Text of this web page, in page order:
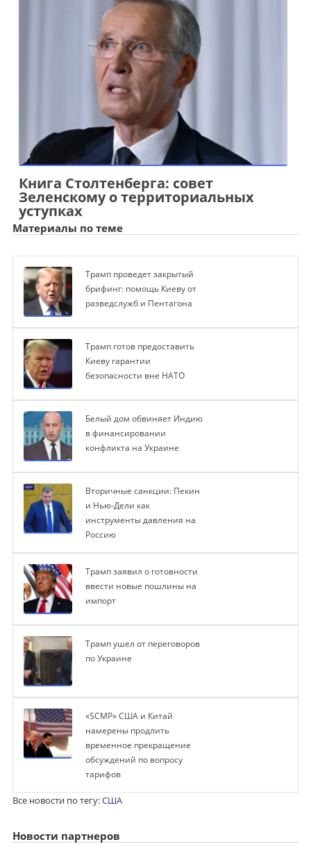
Книга Столтенберга: совет
Зеленскому о территориальных
уступках
Материалы по теме
Трамп проведет закрытый
брифинг: помощь Киеву от
разведслужб и Пентагона
Трамп готов предоставить
Киеву гарантии
безопасности вне НАТО
Белый дом обвиняет Индию
в финансировании
конфликта на Украине
Вторичные санкции: Пекин
и Нью-Дели как
инструменты давления на
Россию
Трамп заявил о готовности
ввести новые пошлины на
импорт
Трамп ушел от переговоров
по Украине
«SCMP» США и Китай
намерены продлить
временное прекращение
обсуждений по вопросу
тарифов
Все новости по тегу:США
Новости партнеров